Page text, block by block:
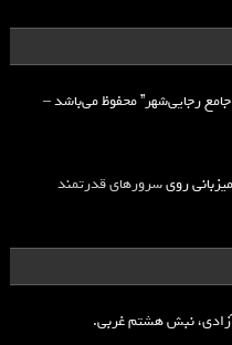
رجایی‌شهر” محفوظ می‌باشد –
رویسرورهای قدرتمند
نبش هشتم غربی.